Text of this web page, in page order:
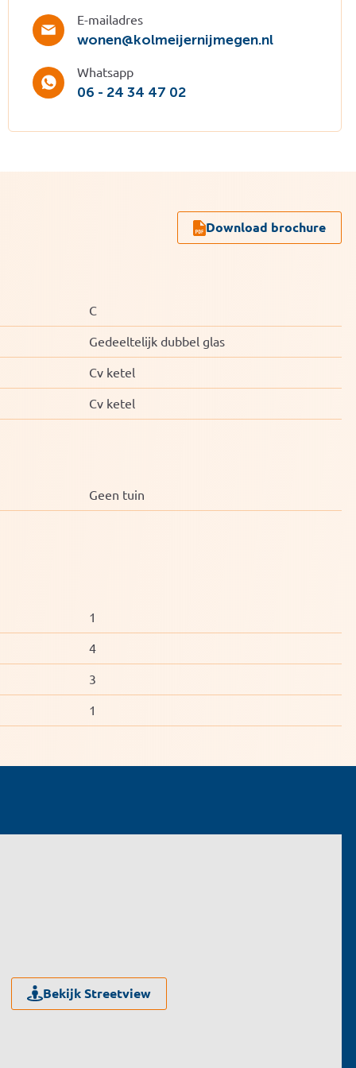
E-mailadres
wonen@kolmeijernijmegen.nl
Whatsapp
06 - 24 34 47 02
Download brochure
C
Gedeeltelijk dubbel glas
Cv ketel
Cv ketel
Geen tuin
1
4
3
1
Bekijk Streetview